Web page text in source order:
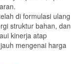
di formulasi ulang
struktur bahan, dan
kinerja atap
mengenai harga